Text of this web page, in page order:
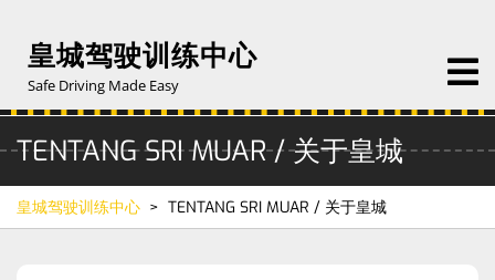
content皇城驾驶训练中心
Safe Driving Made Easy
TENTANG SRI MUAR / 关于皇城
皇城驾驶训练中心 > TENTANG SRI MUAR / 关于皇城